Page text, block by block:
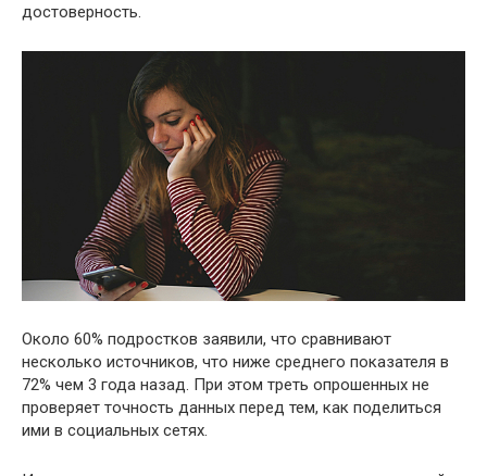
достоверность.
Около 60% подростков заявили, что сравнивают
несколько источников, что ниже среднего показателя в
72% чем 3 года назад. При этом треть опрошенных не
проверяет точность данных перед тем, как поделиться
ими в социальных сетях.